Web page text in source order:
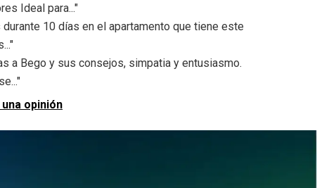
Ideal para..."
10 días en el apartamento que tiene este
a Bego y sus consejos, simpatia y entusiasmo.
opinión